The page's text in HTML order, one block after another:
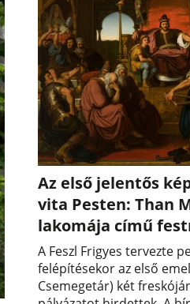
Az első jelentős
vita Pesten: Than
lakomája című
A Feszl Frigyes tervezte
felépítésekor az első
Csemegetár) két